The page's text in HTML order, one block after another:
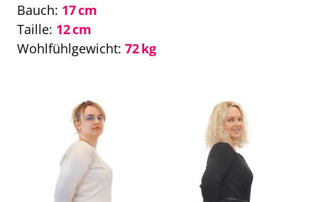
Bauch: 17 cm
Taille: 12 cm
Wohlfühlgewicht: 72 kg